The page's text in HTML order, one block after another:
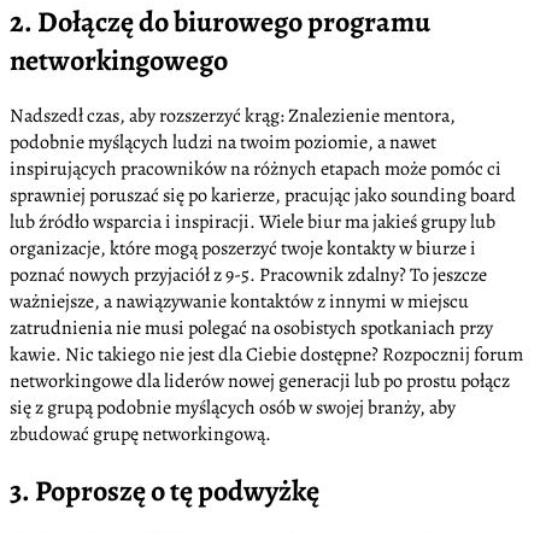
2. Dołączę do biurowego programu
networkingowego
Nadszedł czas, aby rozszerzyć krąg: Znalezienie mentora,
podobnie myślących ludzi na twoim poziomie, a nawet
inspirujących pracowników na różnych etapach może pomóc ci
sprawniej poruszać się po karierze, pracując jako sounding board
lub źródło wsparcia i inspiracji. Wiele biur ma jakieś grupy lub
organizacje, które mogą poszerzyć twoje kontakty w biurze i
poznać nowych przyjaciół z 9-5. Pracownik zdalny? To jeszcze
ważniejsze, a nawiązywanie kontaktów z innymi w miejscu
zatrudnienia nie musi polegać na osobistych spotkaniach przy
kawie. Nic takiego nie jest dla Ciebie dostępne? Rozpocznij forum
networkingowe dla liderów nowej generacji lub po prostu połącz
się z grupą podobnie myślących osób w swojej branży, aby
zbudować grupę networkingową.
3. Poproszę o tę podwyżkę